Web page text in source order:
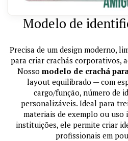
Modelo de
Precisa de um design moderno,
para criar crachás corporativos,
Nosso modelo de crachá
layout equilibrado — com
cargo/função, número de
personalizáveis. Ideal para
materiais de exemplo ou uso
instituições, ele permite criar
profissionais em